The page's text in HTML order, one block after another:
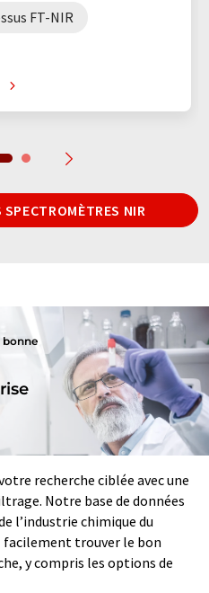
FT-NIR
NIR
bonne
recherche ciblée avec une
Notre base de données
l’industrie chimique du
facilement trouver le bon
y compris les options de